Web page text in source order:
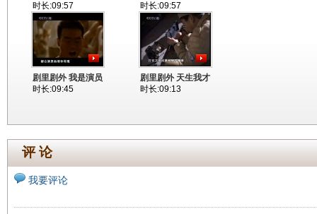
时长:09:57
时长:09:57
剧里剧外 我是演员
时长:09:45
剧里剧外 天生我才
时长:09:13
评 论
我要评论